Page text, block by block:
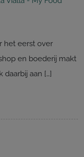
het eerst over
en boederij makt
aan […]